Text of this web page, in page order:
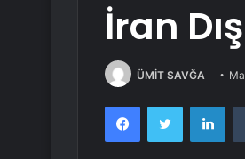
İran
ÜMİT SAVĞA
FacebookTwitter